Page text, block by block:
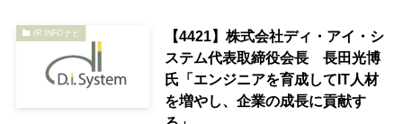
IR INFOナビ
【4421】株式会社ディ・アイ・シ
ステム代表取締役会長 長田光博
氏「エンジニアを育成してIT人材
を増やし、企業の成長に貢献す